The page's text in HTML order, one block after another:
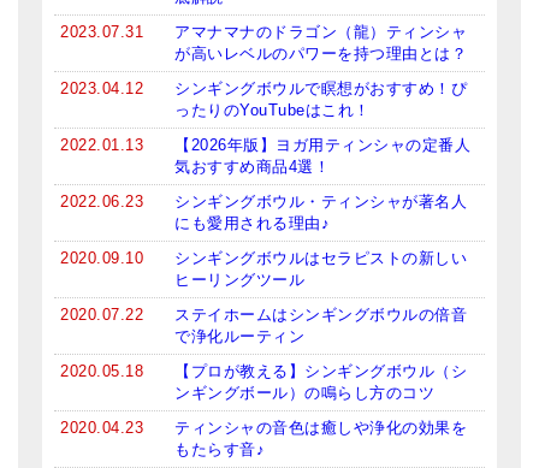
ヒーリング・マンダラポスター
ロゴステッカー・ポストカード各種
亡命チベット人尼僧のお守り・チャーム
チベット・マントラ・ヒーリングCD
シンギングボウル講座
初級講座
倍音呼吸法レッスン
中級講座
2023.07.31
アマナマナのドラゴン（龍）ティンシャ
が高いレベルのパワーを持つ理由とは？
2023.04.12
シンギングボウルで瞑想がおすすめ！ぴ
ったりのYouTubeはこれ！
2022.01.13
【2026年版】ヨガ用ティンシャの定番人
気おすすめ商品4選！
2022.06.23
シンギングボウル・ティンシャが著名人
にも愛用される理由♪
2020.09.10
シンギングボウルはセラピストの新しい
ヒーリングツール
2020.07.22
ステイホームはシンギングボウルの倍音
で浄化ルーティン
2020.05.18
【プロが教える】シンギングボウル（シ
ンギングボール）の鳴らし方のコツ
2020.04.23
ティンシャの音色は癒しや浄化の効果を
もたらす音♪